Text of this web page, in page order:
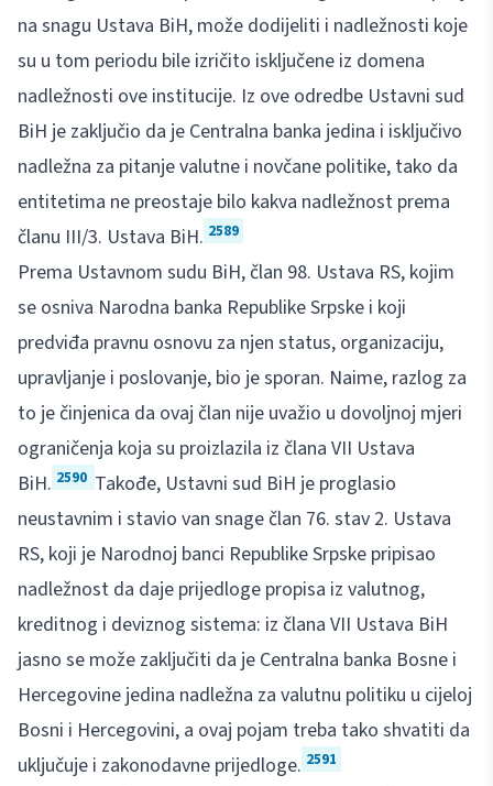
na snagu Ustava BiH, može dodijeliti i nadležnosti koje
su u tom periodu bile izričito isključene iz domena
nadležnosti ove institucije. Iz ove odredbe Ustavni sud
BiH je zaključio da je Centralna banka jedina i isključivo
nadležna za pitanje valutne i novčane politike, tako da
entitetima ne preostaje bilo kakva nadležnost prema
članu III/3. Ustava BiH. 2589
Prema Ustavnom sudu BiH, član 98. Ustava RS, kojim
se osniva Narodna banka Republike Srpske i koji
predviđa pravnu osnovu za njen status, organizaciju,
upravljanje i poslovanje, bio je sporan. Naime, razlog za
to je činjenica da ovaj član nije uvažio u dovoljnoj mjeri
ograničenja koja su proizlazila iz člana VII Ustava
BiH. 2590 Takođe, Ustavni sud BiH je proglasio
neustavnim i stavio van snage član 76. stav 2. Ustava
RS, koji je Narodnoj banci Republike Srpske pripisao
nadležnost da daje prijedloge propisa iz valutnog,
kreditnog i deviznog sistema: iz člana VII Ustava BiH
jasno se može zaključiti da je Centralna banka Bosne i
Hercegovine jedina nadležna za valutnu politiku u cijeloj
Bosni i Hercegovini, a ovaj pojam treba tako shvatiti da
uključuje i zakonodavne prijedloge. 2591